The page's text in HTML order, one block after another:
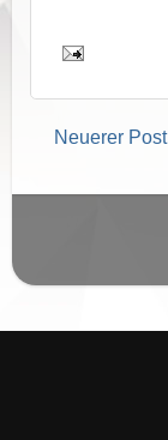
Neuerer Post